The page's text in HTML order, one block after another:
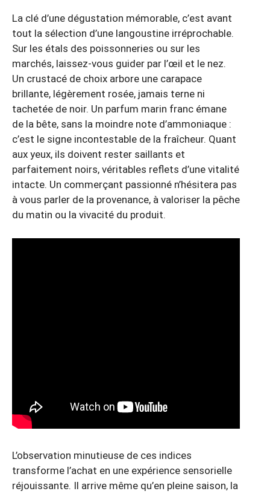
La clé d’une dégustation mémorable, c’est avant
tout la sélection d’une langoustine irréprochable.
Sur les étals des poissonneries ou sur les
marchés, laissez-vous guider par l’œil et le nez.
Un crustacé de choix arbore une carapace
brillante, légèrement rosée, jamais terne ni
tachetée de noir. Un parfum marin franc émane
de la bête, sans la moindre note d’ammoniaque :
c’est le signe incontestable de la fraîcheur. Quant
aux yeux, ils doivent rester saillants et
parfaitement noirs, véritables reflets d’une vitalité
intacte. Un commerçant passionné n’hésitera pas
à vous parler de la provenance, à valoriser la pêche
du matin ou la vivacité du produit.
L’observation minutieuse de ces indices
transforme l’achat en une expérience sensorielle
réjouissante. Il arrive même qu’en pleine saison, la